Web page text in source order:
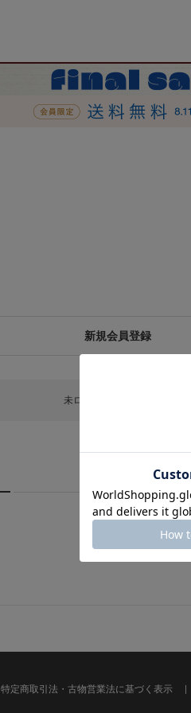
新規会員登録
未ログイン状態で登録できる
スタイル
お
特定商取引法・古物営業法に基づく表示